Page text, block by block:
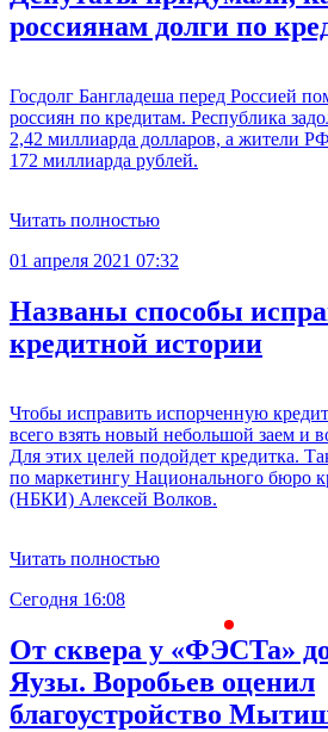
россиянам долги по
Госдолг Бангладеша перед Россией
россиян по кредитам. Республика
2,42 миллиарда долларов, а жители
172 миллиарда рублей.
Читать полностью
01 апреля 2021 07:32
Названы способы
кредитной истории
Чтобы исправить испорченную
всего взять новый небольшой заем и
Для этих целей подойдет кредитка.
по маркетингу Национального бюро
(НБКИ) Алексей Волков.
Читать полностью
Сегодня 16:08
От сквера у «ФЭСТа»
Яузы. Воробьев оценил
благоустройство